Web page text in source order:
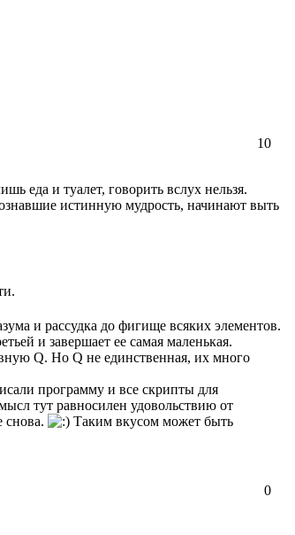
10
еда и туалет, говорить вслух нельзя.
истинную мудрость, начинают выть
и рассудка до фигище всяких элементов.
и завершает ее самая маленькая.
Q. Но Q не единственная, их много
программу и все скрипты для
тут равносилен удовольствию от
снова.
Таким вкусом может быть
0